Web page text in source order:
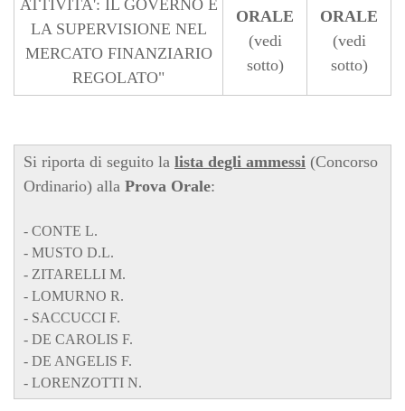
ATTIVITA': IL GOVERNO E
LA SUPERVISIONE NEL
MERCATO FINANZIARIO
REGOLATO"
ORALE
(vedi
sotto)
ORALE
(vedi
sotto)
Si riporta di seguito la lista degli ammessi (Concorso
Ordinario) alla Prova Orale:
- CONTE L.
- MUSTO D.L.
- ZITARELLI M.
- LOMURNO R.
- SACCUCCI F.
- DE CAROLIS F.
- DE ANGELIS F.
- LORENZOTTI N.